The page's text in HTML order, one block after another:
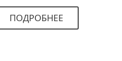
ПОДРОБНЕЕ